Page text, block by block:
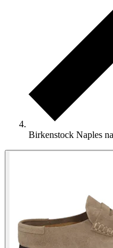
Birkenstock Naples